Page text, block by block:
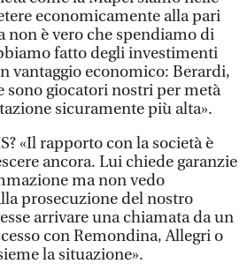
economicamente alla pari
non è vero che spendiamo di
fatto degli investimenti
vantaggio economico: Berardi,
sono giocatori nostri per metà
sicuramente più alta».
«Il rapporto con la società è
ancora. Lui chiede garanzie
ma non vedo
prosecuzione del nostro
arrivare una chiamata da un
con Remondina, Allegri o
la situazione».